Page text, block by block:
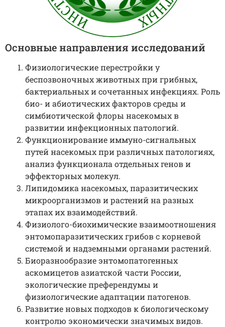
Основные направления исследований
Физиологические перестройки у
беспозвоночных животных при грибных,
бактериальных и сочетанных инфекциях. Роль
био- и абиотических факторов среды и
симбиотической флоры насекомых в
развитии инфекционных патологий.
Функционирование иммуно-сигнальных
путей насекомых при различных патологиях,
анализ функционала отдельных генов и
эффекторных молекул.
Липидомика насекомых, паразитических
микроорганизмов и растений на разных
этапах их взаимодействий.
Физиолого-биохимические взаимоотношения
энтомопаразитических грибов с корневой
системой и надземными органами растений.
Биоразнообразие энтомопатогенных
аскомицетов азиатской части России,
экологические преферендумы и
физиологические адаптации патогенов.
Развитие новых подходов к биологическому
контролю экономически значимых видов.